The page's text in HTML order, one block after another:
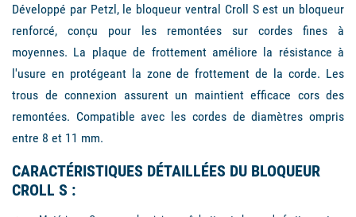
Développé par Petzl, le bloqueur ventral Croll S est un bloqueur
renforcé, conçu pour les remontées sur cordes fines à
moyennes. La plaque de frottement améliore la résistance à
l'usure en protégeant la zone de frottement de la corde. Les
trous de connexion assurent un maintient efficace cors des
remontées. Compatible avec les cordes de diamètres ompris
entre 8 et 11 mm.
CARACTÉRISTIQUES DÉTAILLÉES DU BLOQUEUR
CROLL S :